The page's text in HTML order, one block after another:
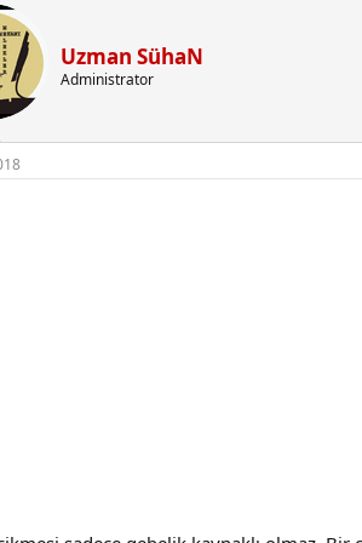
Uzman SühaN
Administrator